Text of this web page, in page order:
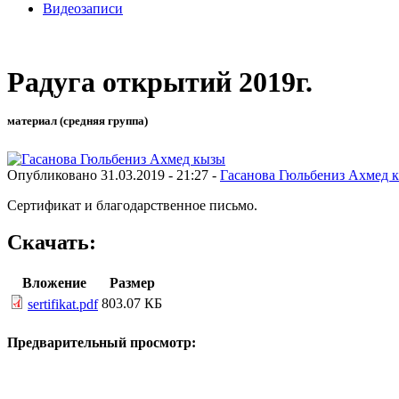
Видеозаписи
Радуга открытий 2019г.
материал (средняя группа)
Опубликовано 31.03.2019 - 21:27 - Гасанова Гюльбениз Ахмед
Сертификат и благодарственное письмо.
Скачать:
Вложение
Размер
sertifikat.pdf 803.07 КБ
Предварительный просмотр: